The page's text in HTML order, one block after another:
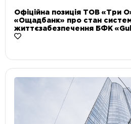
Офіційна позиція ТОВ «Три
«Ощадбанк» про стан
життєзабезпечення БФК